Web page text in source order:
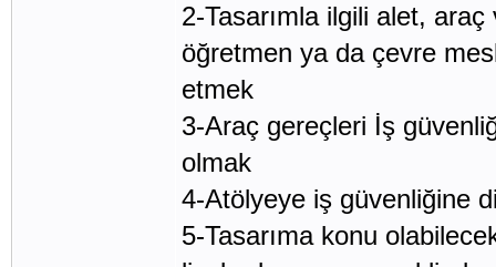
2-Tasarımla ilgili alet,
öğretmen ya da çevre
etmek
3-Araç gereçleri İş
olmak
4-Atölyeye iş güvenliğine
5-Tasarıma konu